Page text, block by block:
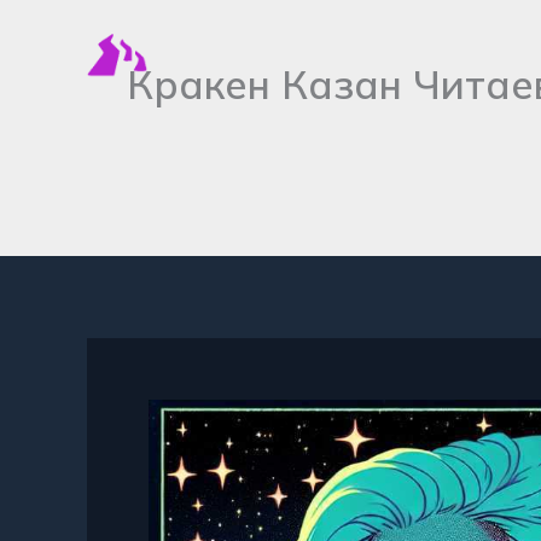
содержимомуКракен Казан